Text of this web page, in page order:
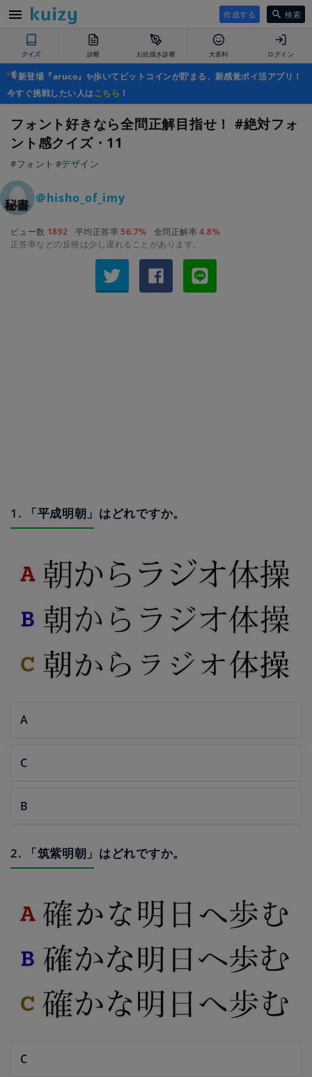
作成する 検索
クイズ 診断 お絵描き診断 大喜利 ログイン
新登場『aruco』✨歩いてビットコインが貯まる、新感覚ポイ活アプリ！
今すぐ挑戦したい人はこちら ！
フォント好きなら全問正解目指せ！ #絶対フォ
ント感クイズ・11
#フォント #デザイン
＠hisho_of_imy
ビュー数 1892 平均正答率56.7% 全問正解率4.8%
正答率などの反映は少し遅れることがあります。
1. 「平成明朝」はどれですか。
A
C
B
2. 「筑紫明朝」はどれですか。
C